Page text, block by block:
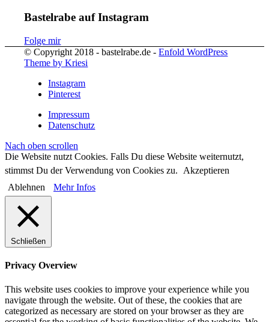
Bastelrabe auf Instagram
Folge mir
© Copyright 2018 - bastelrabe.de -Enfold WordPress
Theme by Kriesi
Instagram
Pinterest
Impressum
Datenschutz
Nach oben scrollen
Die Website nutzt Cookies. Falls Du diese Website weiternutzt,
stimmst Du der Verwendung von Cookies zu.
Akzeptieren
Ablehnen
Mehr Infos
Schließen
Privacy Overview
This website uses cookies to improve your experience while you
navigate through the website. Out of these, the cookies that are
categorized as necessary are stored on your browser as they are